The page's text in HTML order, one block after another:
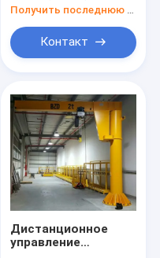
Контакт
Дистанционное
управление